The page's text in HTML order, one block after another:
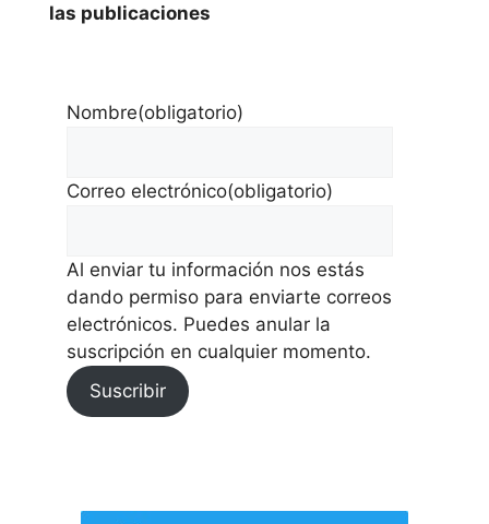
las publicaciones
Nombre(obligatorio)
Correo electrónico(obligatorio)
Al enviar tu información nos estás
dando permiso para enviarte correos
electrónicos. Puedes anular la
suscripción en cualquier momento.
Suscribir